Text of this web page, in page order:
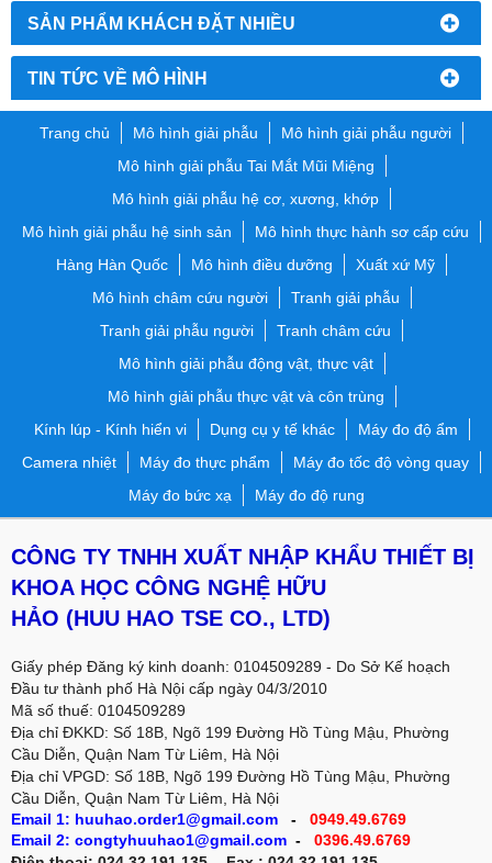
SẢN PHẨM KHÁCH ĐẶT NHIỀU
TIN TỨC VỀ MÔ HÌNH
Trang chủ Mô hình giải phẫu
Mô hình giải phẫu người
Mô hình giải phẫu Tai Mắt Mũi Miệng
Mô hình giải phẫu hệ cơ, xương, khớp
Mô hình giải phẫu hệ sinh sản
Mô hình thực hành sơ cấp cứu
Hàng Hàn Quốc
Mô hình điều dưỡng
Xuất xứ Mỹ
Mô hình châm cứu người
Tranh giải phẫu
Tranh giải phẫu người
Tranh châm cứu
Mô hình giải phẫu động vật, thực vật
Mô hình giải phẫu thực vật và côn trùng
Kính lúp - Kính hiển vi
Dụng cụ y tế khác
Máy đo độ ẩm
Camera nhiệt
Máy đo thực phẩm
Máy đo tốc độ vòng quay
Máy đo bức xạ
Máy đo độ rung
CÔNG TY TNHH XUẤT NHẬP KHẨU THIẾT BỊ
KHOA HỌC CÔNG NGHỆ HỮU
HẢO (HUU HAO TSE CO., LTD)
Giấy phép Đăng ký kinh doanh: 0104509289 - Do Sở Kế hoạch
Đầu tư thành phố Hà Nội cấp ngày 04/3/2010
Mã số thuế: 0104509289
Địa chỉ ĐKKD: Số 18B, Ngõ 199 Đường Hồ Tùng Mậu, Phường
Cầu Diễn, Quận Nam Từ Liêm, Hà Nội
Địa chỉ VPGD: Số 18B, Ngõ 199 Đường Hồ Tùng Mậu, Phường
Cầu Diễn, Quận Nam Từ Liêm, Hà Nội
Email 1: huuhao.order1@gmail.com
-
0949.49.6769
Email 2: congtyhuuhao1@gmail.com -
0396.49.6769